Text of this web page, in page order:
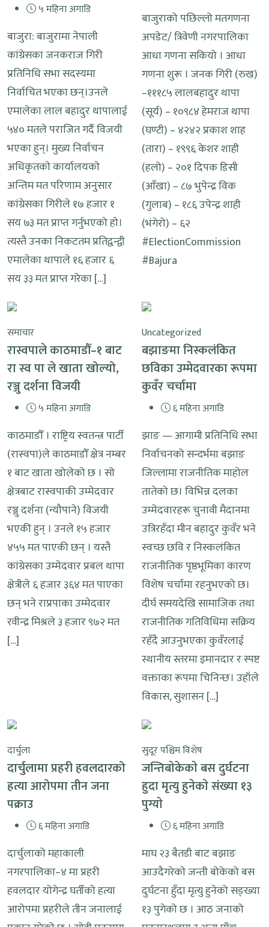
५ महिना अगाडि
बाजुरा: बाजुरामा नेपाली
कांग्रेसका जनकराज गिरी
प्रतिनिधि सभा सदस्यमा
निर्वाचित भएका छन्।उनले
एमालेका लाल बहादुर थापालाई
५४० मतले पराजित गर्दै विजयी
भएका हुन्। मुख्य निर्वाचन
अधिकृतकाे कार्यालयकाे
अन्तिम मत परिणाम अनुसार
कांग्रेसका गिरीले १७ हजार १
सय ७३ मत प्राप्त गर्नुभएको हाे।
त्यस्तै उनका निकटतम प्रतिद्वन्द्वी
एमालेका थापाले १६ हजार ६
सय ३३ मत प्राप्त गरेका […]
बाजुराको पछिल्लो मतगणना
अपडेट/ त्रिवेणी नगरपालिका
आधा गणना सकियो । आधा
गणना शुरू । जनक गिरी (रुख)
–१११८५ लालबहादुर थापा
(सूर्य) – १०९८४ हेमराज थापा
(घण्टी) – ४२४२ प्रकाश शाह
(तारा) – १९९६ केशर शाही
(हलो) – २०१ दिपक डिसी
(आँखा) – ८७ भुपेन्द्र विक
(गुलाब) – १८६ उपेन्द्र शाही
(भंगेरो) – ६२
#ElectionCommission
#Bajura
समाचार
रास्वपाले काठमाडौँ–१ बाट
रा स्व पा ले खाता खोल्यो,
रञ्जु दर्शना विजयी
५ महिना अगाडि
काठमाडौँ । राष्ट्रिय स्वतन्त्र पार्टी
(रास्वपा)ले काठमाडौँ क्षेत्र नम्बर
१ बाट खाता खोलेको छ । सो
क्षेत्रबाट रास्वपाकी उम्मेदवार
रञ्जु दर्शना (न्यौपाने) विजयी
भएकी हुन् । उनले १५ हजार
४५५ मत पाएकी छन् । यस्तै
कांग्रेसका उम्मेदवार प्रबल थापा
क्षेत्रीले ६ हजार ३६४ मत पाएका
छन् भने राप्रपाका उम्मेदवार
रवीन्द्र मिश्रले ३ हजार ९७२ मत
[…]
Uncategorized
बझाङमा निस्कलंकित
छविका उम्मेदवारका रूपमा
कुवँर चर्चामा
६ महिना अगाडि
झाङ — आगामी प्रतिनिधि सभा
निर्वाचनको सन्दर्भमा बझाङ
जिल्लामा राजनीतिक माहोल
तातेको छ। विभिन्न दलका
उम्मेदवारहरू चुनावी मैदानमा
उत्रिरहँदा मीन बहादुर कुवँर भने
स्वच्छ छवि र निस्कलंकित
राजनीतिक पृष्ठभूमिका कारण
विशेष चर्चामा रहनुभएको छ।
दीर्घ समयदेखि सामाजिक तथा
राजनीतिक गतिविधिमा सक्रिय
रहँदै आउनुभएका कुवँरलाई
स्थानीय स्तरमा इमानदार र स्पष्ट
वक्ताका रूपमा चिनिन्छ। उहाँले
विकास, सुशासन […]
दार्चुला
दार्चुलामा प्रहरी हवलदारको
हत्या आरोपमा तीन जना
पक्राउ
६ महिना अगाडि
दार्चुलाको महाकाली
नगरपालिका–४ मा प्रहरी
हवलदार योगेन्द्र घर्तीको हत्या
आरोपमा प्रहरीले तीन जनालाई
सुदूर पश्चिम विशेष
जन्तिबाेकेकाे बस दुर्घटना
हुदा मृत्यु हुनेकाे संख्या १३
पुग्याे
६ महिना अगाडि
माघ २३ बैतडी बाट बझाङ
आउदैगरेकाे जन्ती बोकेको बस
दुर्घटना हुँदा मृत्यु हुनेको सङ्ख्या
१३ पुगेको छ । आठ जनाको